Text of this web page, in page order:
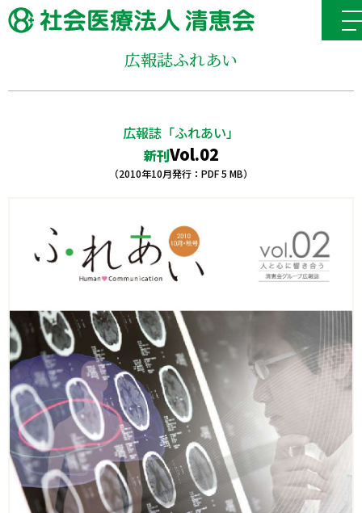
広報誌ふれあい
広報誌「ふれあい」
新刊Vol.02
（2010年10月発行：PDF 5 MB）